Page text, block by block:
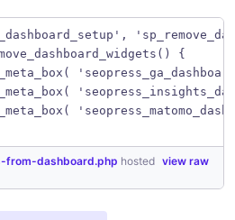
{
view raw
from-dashboard.php hosted